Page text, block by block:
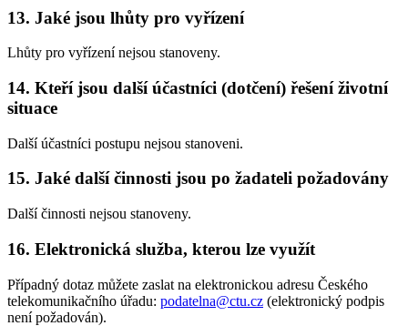
13. Jaké jsou lhůty pro vyřízení
Lhůty pro vyřízení nejsou stanoveny.
14. Kteří jsou další účastníci (dotčení) řešení životní
situace
Další účastníci postupu nejsou stanoveni.
15. Jaké další činnosti jsou po žadateli požadovány
Další činnosti nejsou stanoveny.
16. Elektronická služba, kterou lze využít
Případný dotaz můžete zaslat na elektronickou adresu Českého
telekomunikačního úřadu: podatelna@ctu.cz (elektronický podpis
není požadován).